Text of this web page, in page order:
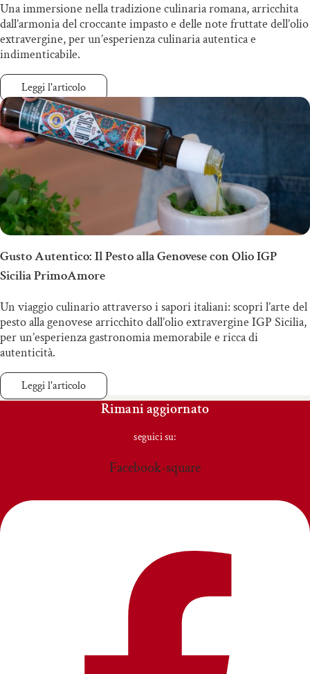
Una immersione nella tradizione culinaria romana, arricchita
dall’armonia del croccante impasto e delle note fruttate dell’olio
extravergine, per un’esperienza culinaria autentica e
indimenticabile.
Leggi l'articolo
Gusto Autentico: Il Pesto alla Genovese con Olio IGP
Sicilia PrimoAmore
Un viaggio culinario attraverso i sapori italiani: scopri l’arte del
pesto alla genovese arricchito dall’olio extravergine IGP Sicilia,
per un’esperienza gastronomia memorabile e ricca di
autenticità.
Leggi l'articolo
Rimani aggiornato
seguici su:
Facebook-square